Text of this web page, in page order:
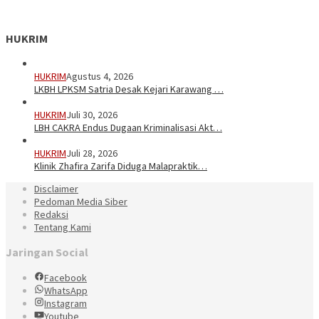
HUKRIM
HUKRIMAgustus 4, 2026
LKBH LPKSM Satria Desak Kejari Karawang …
HUKRIMJuli 30, 2026
LBH CAKRA Endus Dugaan Kriminalisasi Akt…
HUKRIMJuli 28, 2026
Klinik Zhafira Zarifa Diduga Malapraktik…
Disclaimer
Pedoman Media Siber
Redaksi
Tentang Kami
Jaringan Social
Facebook
WhatsApp
Instagram
Youtube